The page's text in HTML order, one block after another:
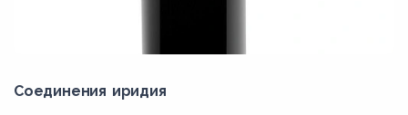
Соединения иридия